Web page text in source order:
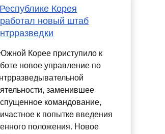
Корея
новый штаб
Корее приступило к
новое управление по
заменившее
командование,
к попытке введения
положения. Новое